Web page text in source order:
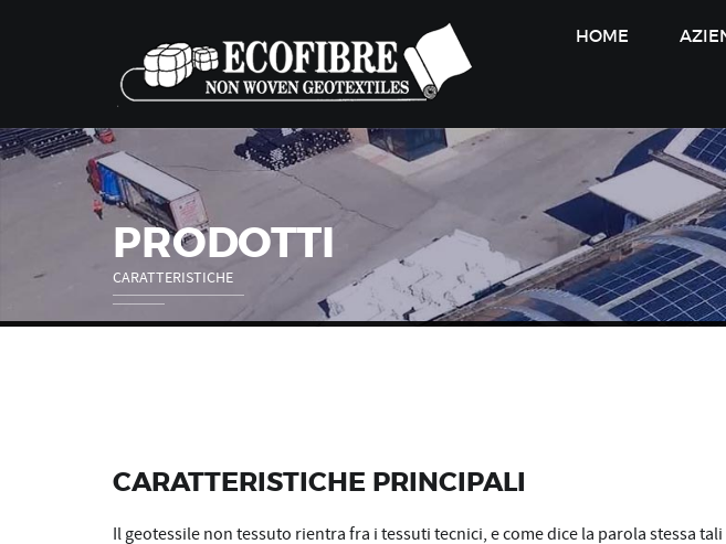
HOME
PRODOTTI
CARATTERISTICHE
CARATTERISTICHE PRINCIPALI
Il geotessile non tessuto rientra fra i tessuti tecnici, e come dice la parola stessa